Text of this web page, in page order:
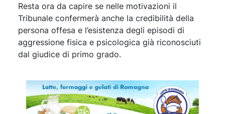
Resta ora da capire se nelle motivazioni il
Tribunale confermerà anche la credibilità della
persona offesa e l’esistenza degli episodi di
aggressione fisica e psicologica già riconosciuti
dal giudice di primo grado.